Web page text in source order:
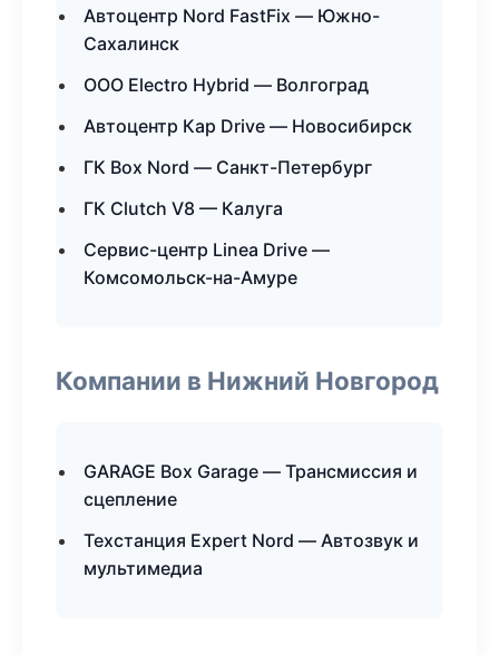
Автоцентр Nord FastFix — Южно-
Сахалинск
ООО Electro Hybrid — Волгоград
Автоцентр Кар Drive — Новосибирск
ГК Box Nord — Санкт-Петербург
ГК Clutch V8 — Калуга
Сервис-центр Linea Drive —
Комсомольск-на-Амуре
Компании в Нижний Новгород
GARAGE Box Garage — Трансмиссия и
сцепление
Техстанция Expert Nord — Автозвук и
мультимедиа